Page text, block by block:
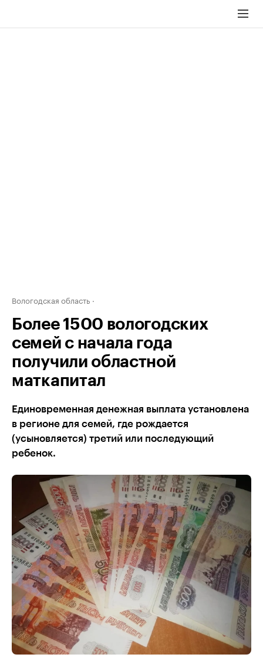
Вологодская область
Более 1500 вологодских
семей с начала года
получили областной
маткапитал
Единовременная денежная выплата установлена
в регионе для семей, где рождается
(усыновляется) третий или последующий
ребенок.